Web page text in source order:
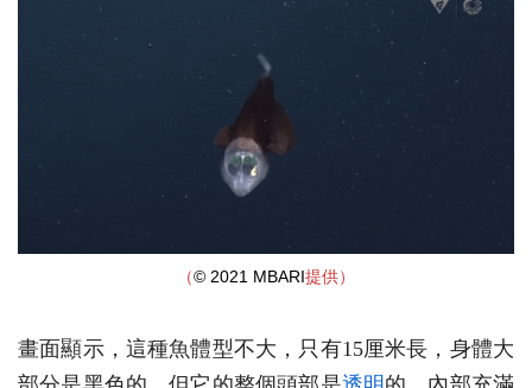
（© 2021 MBARI提供）
畫面顯示，這種魚體型不大，只有15厘米長，身體大